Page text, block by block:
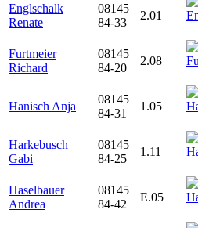
Englschalk
Renate
08145
84-33
2.01
Furtmeier
Richard
08145
84-20
2.08
Hanisch Anja
08145
84-31
1.05
Harkebusch
Gabi
08145
84-25
1.11
Haselbauer
Andrea
08145
84-42
E.05